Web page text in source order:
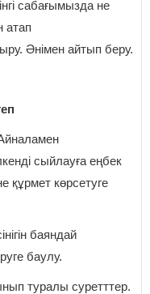
сабағымызда не
атап
Әнімен айтып беру.
Айналамен
сыйлауға еңбек
құрмет көрсетуге
баяндай
баулу.
туралы суретттер.